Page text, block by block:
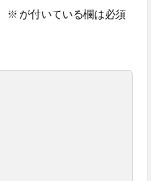
※ が付いている欄は必須